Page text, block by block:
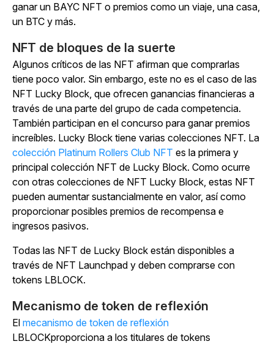
ganar un BAYC NFT o premios como un viaje, una casa,
un BTC y más.
NFT de bloques de la suerte
Algunos críticos de las NFT afirman que comprarlas
tiene poco valor. Sin embargo, este no es el caso de las
NFT Lucky Block, que ofrecen ganancias financieras a
través de una parte del grupo de cada competencia.
También participan en el concurso para ganar premios
increíbles. Lucky Block tiene varias colecciones NFT. La
colección Platinum Rollers Club NFT es la primera y
principal colección NFT de Lucky Block. Como ocurre
con otras colecciones de NFT Lucky Block, estas NFT
pueden aumentar sustancialmente en valor, así como
proporcionar posibles premios de recompensa e
ingresos pasivos.
Todas las NFT de Lucky Block están disponibles a
través de NFT Launchpad y deben comprarse con
tokens LBLOCK.
Mecanismo de token de reflexión
El mecanismo de token de reflexión
LBLOCKproporciona a los titulares de tokens